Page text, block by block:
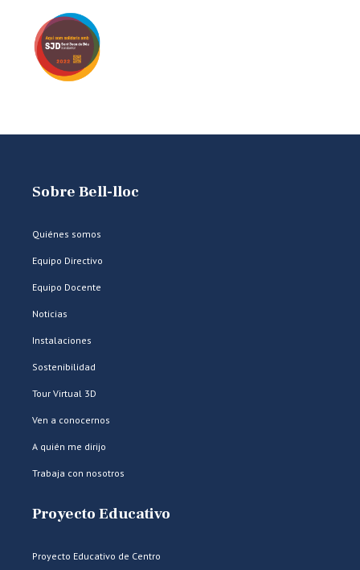
Sobre Bell-lloc
Quiénes somos
Equipo Directivo
Equipo Docente
Noticias
Instalaciones
Sostenibilidad
Tour Virtual 3D
Ven a conocernos
A quién me dirijo
Trabaja con nosotros
Proyecto Educativo
Proyecto Educativo de Centro